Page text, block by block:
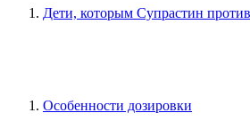
Дети, которым Супрастин
Особенности дозировки